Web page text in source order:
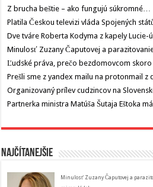
Z brucha beštie – ako fungujú súkromné…
Platila Českou televizi vláda Spojených
Dve tváre Roberta Kodyma z kapely Lucie-
Minulosť Zuzany Čaputovej a
Ľudské práva, prečo bezdomovcom
Prešli sme z yandex mailu na protonmail z
Organizovaný prílev cudzincov na
Partnerka ministra Matúša Šutaja Eštoka
Najčítanejšie
Minulosť Zuzany Čaputovej a